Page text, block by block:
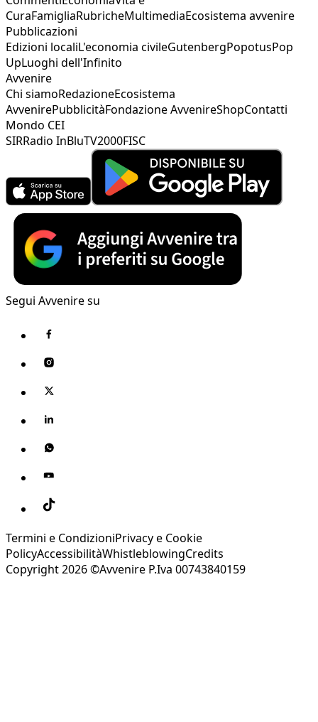
CuraFamigliaRubricheMultimediaEcosistema avvenire
Pubblicazioni
Edizioni localiL'economia civileGutenbergPopotusPop
UpLuoghi dell'Infinito
Avvenire
Chi siamoRedazioneEcosistema
AvvenirePubblicitàFondazione AvvenireShopContatti
Mondo CEI
SIRRadio InBluTV2000FISC
Segui Avvenire su
Termini e CondizioniPrivacy e Cookie
PolicyAccessibilitàWhistleblowingCredits
Copyright 2026 ©Avvenire P.Iva 00743840159